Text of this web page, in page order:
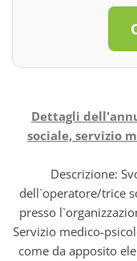
Dettagli
sociale, servizio
Descrizione:
dell`operatore/trice
presso
Servizio medico-
come da apposito